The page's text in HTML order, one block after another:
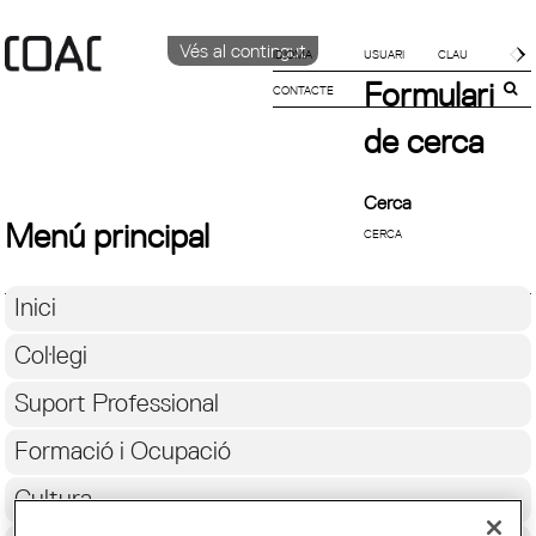
Vés al contingut
IDIOMA
CATALÀ
CONTACTE
Formulari
de cerca
Cerca
Menú principal
Inici
Col·legi
Suport Professional
Formació i Ocupació
Cultura